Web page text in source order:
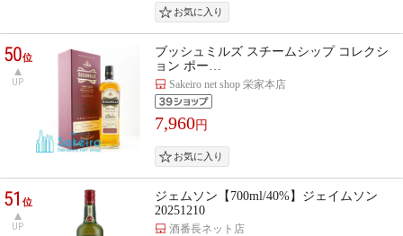
50位
UP
ブッシュミルズ スチームシップ コレクシ
ョン ポー…
Sakeiro net shop 栄家本店
7,960円
51位
UP
ジェムソン【700ml/40%】ジェイムソン
20251210
酒番長ネット店